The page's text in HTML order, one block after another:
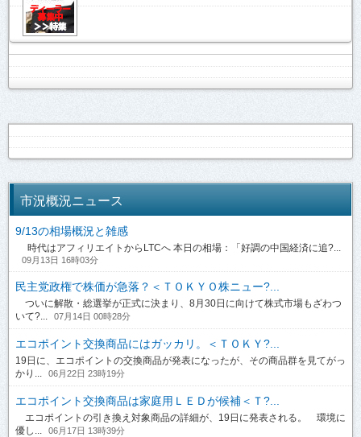
市況概況ニュース
9/13の相場概況と雑感
時代はアフィリエイトからLTCへ 本日の相場：「好調の中国経済に追?...
09月13日 16時03分
民主党政権で株価が急落？＜ＴＯＫＹＯ株ニュー?...
ついに解散・総選挙が正式に決まり、8月30日に向けて株式市場もざわつ
いて?...
07月14日 00時28分
エコポイント交換商品にはガッカリ。＜ＴＯＫＹ?...
19日に、エコポイントの交換商品が発表になったが、その商品群を見てがっ
かり...
06月22日 23時19分
エコポイント交換商品は家庭用ＬＥＤが候補＜Ｔ?...
エコポイントの引き換え対象商品の詳細が、19日に発表される。 環境に
優し...
06月17日 13時39分